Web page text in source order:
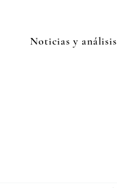
Noticias y análisis